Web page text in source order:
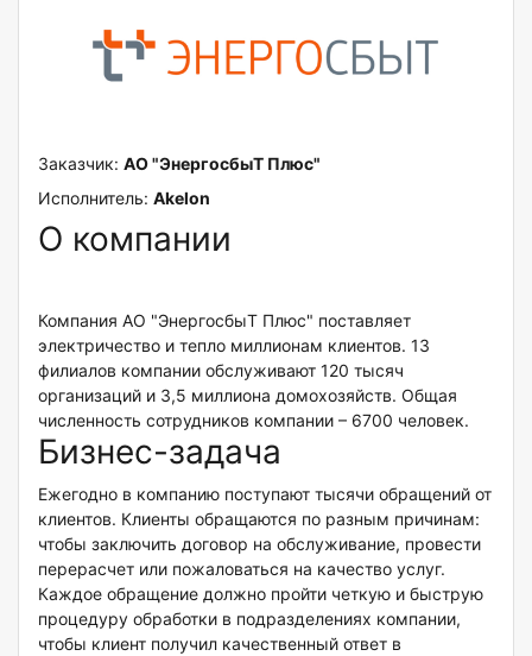
Заказчик: АО "ЭнергосбыТ Плюс"
Исполнитель: Akelon
О компании
Компания АО "ЭнергосбыТ Плюс" поставляет
электричество и тепло миллионам клиентов. 13
филиалов компании обслуживают 120 тысяч
организаций и 3,5 миллиона домохозяйств. Общая
численность сотрудников компании – 6700 человек.
Бизнес-задача
Ежегодно в компанию поступают тысячи обращений от
клиентов. Клиенты обращаются по разным причинам:
чтобы заключить договор на обслуживание, провести
перерасчет или пожаловаться на качество услуг.
Каждое обращение должно пройти четкую и быструю
процедуру обработки в подразделениях компании,
чтобы клиент получил качественный ответ в